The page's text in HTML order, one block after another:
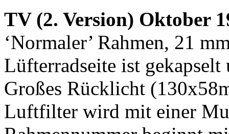
TV (2. Version) Oktober
‘Normaler’ Rahmen, 21
Lüfterradseite ist
Großes Rücklicht
Luftfilter wird mit einer